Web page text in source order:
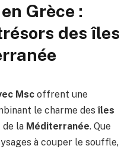
Grèce :
des îles
Msc offrent une
le charme desîles
de la Méditerranée. Que
à couper le souffle,